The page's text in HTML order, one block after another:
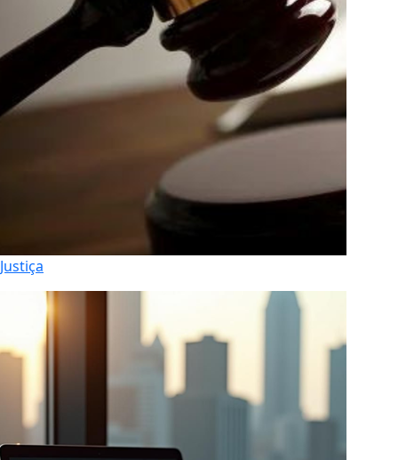
Justiça